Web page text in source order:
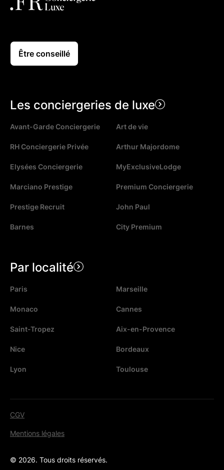
Être conseillé
Les conciergeries de luxe
Avant-Garde Conciergerie Art de vie
RH Conciergerie Privée Arthur Majordome
Elysées Conciergerie MyExclusiveLodge
Marciano Prestige Premium Conciergerie
Prestige Recruit John Paul
Barnes City Premium
Par localité
Paris Marseille
Monaco Cannes
Saint-Tropez Aix-en-Provence
Nice Bordeaux
Lyon Toulouse
© 2026. Tous droits réservés.
CGV
Mentions légales